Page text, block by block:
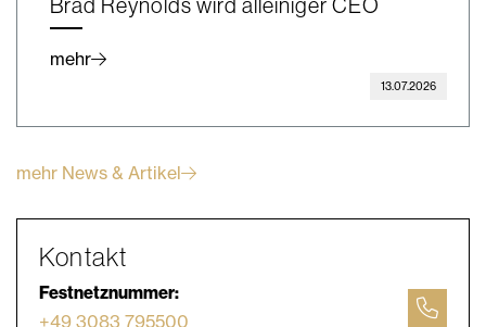
mehr
13.07.2026
mehr News & Artikel
Kontakt
Festnetznummer:
+49 3083 795500